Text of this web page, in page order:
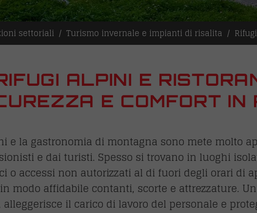
settoriali Turismo invernale e impianti di risalita
ALPINI E
E COMFORT IN
e la gastronomia di montagna sono mete molto
e dai turisti. Spesso si trovano in luoghi
o accessi non autorizzati al di fuori degli orari di
modo affidabile contanti, scorte e attrezzature.
il carico di lavoro del personale e